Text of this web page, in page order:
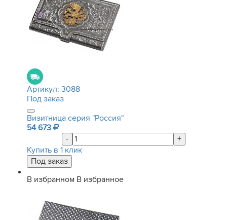
Артикул: 3088
Под заказ
Визитница серия "Россия"
54 673
-
+
Купить в 1 клик
В избранном В избранное